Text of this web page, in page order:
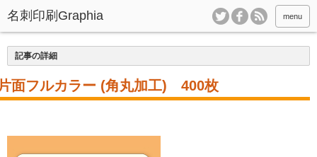
menu
記事の詳細
面フルカラー (角丸加工) 400枚